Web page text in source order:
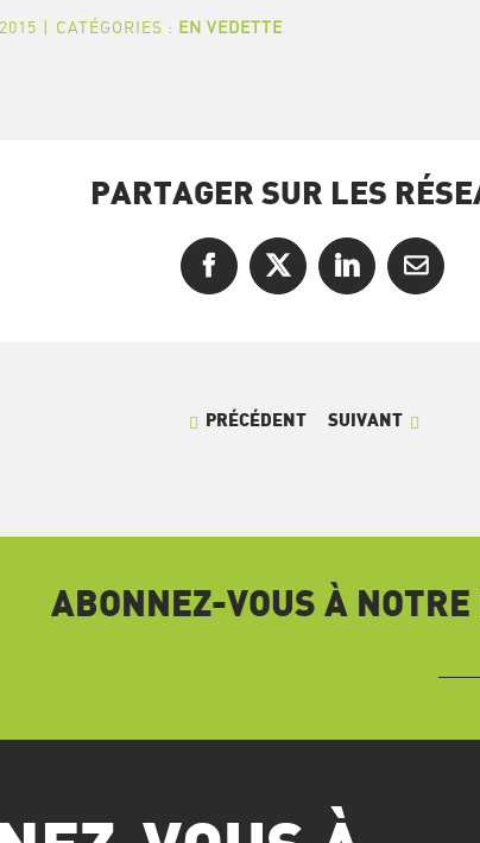
| CATÉGORIES : EN VEDETTE
PARTAGER SUR LES
Facebook
X LinkedIn
PRÉCÉDENT SUIVANT
ABONNEZ-VOUS À